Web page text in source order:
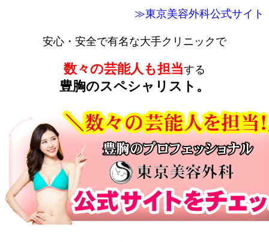
≫東京美容外科公式サイト
安心・安全で有名な大手クリニックで
数々の芸能人も担当する
豊胸のスペシャリスト。